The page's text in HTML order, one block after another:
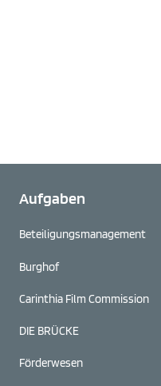
Aufgaben
Beteiligungs­management
Burghof
Carinthia Film Commission
DIE BRÜCKE
Förderwesen